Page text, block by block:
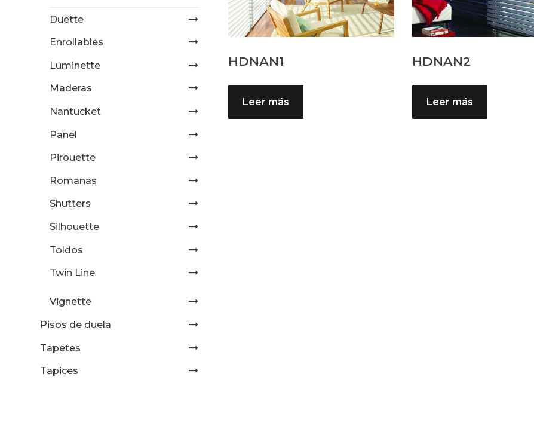
Duette
Enrollables
Luminette
Maderas
Nantucket
Panel
Pirouette
Romanas
Shutters
Silhouette
Toldos
Twin Line
Vignette
Pisos de duela
Tapetes
Tapices
HDNAN1
Leer más
HDNAN2
Leer más